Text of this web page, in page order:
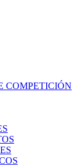
COMPETICIÓN